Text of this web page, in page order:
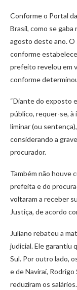
Conforme o Portal
Brasil, como se gaba
agosto deste ano. O
conforme
prefeito revelou em
conforme
“Diante do exposto
público, requer-se, à
liminar (ou
considerando a
procurador.
Também não houve
prefeita e do
voltaram a receber
Justiça, de acordo
Juliano rebateu a
judicial. Ele garantiu
Sul. Por outro lado,
e de Naviraí, Rodrigo
reduziram os salários.